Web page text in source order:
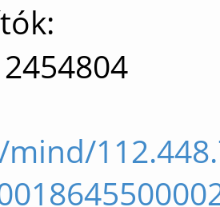
mind/